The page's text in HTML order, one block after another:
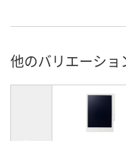
他のバリエーショ